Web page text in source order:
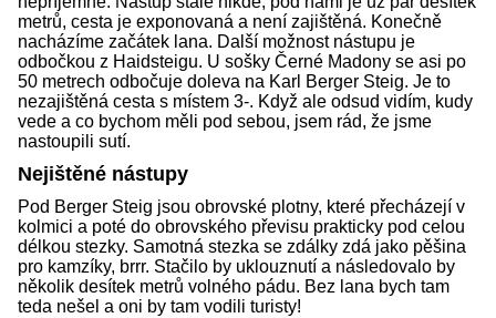
metrů, cesta je exponovaná a není zajištěná. Konečně
nacházíme začátek lana. Další možnost nástupu je
odbočkou z Haidsteigu. U sošky Černé Madony se asi po
50 metrech odbočuje doleva na Karl Berger Steig. Je to
nezajištěná cesta s místem 3-. Když ale odsud vidím, kudy
vede a co bychom měli pod sebou, jsem rád, že jsme
nastoupili sutí.
Nejištěné nástupy
Pod Berger Steig jsou obrovské plotny, které přecházejí v
kolmici a poté do obrovského převisu prakticky pod celou
délkou stezky. Samotná stezka se zdálky zdá jako pěšina
pro kamzíky, brrr. Stačilo by uklouznutí a následovalo by
několik desítek metrů volného pádu. Bez lana bych tam
teda nešel a oni by tam vodili turisty!